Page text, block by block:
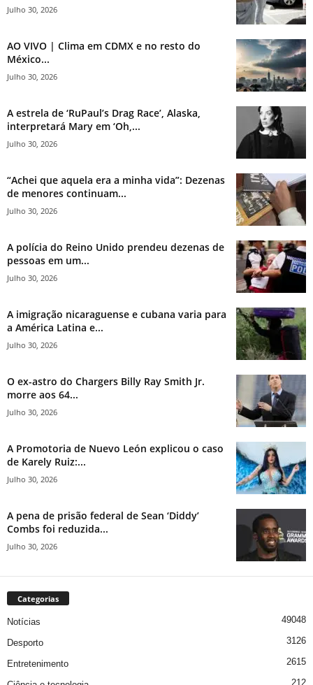
Julho 30, 2026
AO VIVO | Clima em CDMX e no resto do
México...
Julho 30, 2026
A estrela de ‘RuPaul’s Drag Race’, Alaska,
interpretará Mary em ‘Oh,...
Julho 30, 2026
“Achei que aquela era a minha vida”: Dezenas
de menores continuam...
Julho 30, 2026
A polícia do Reino Unido prendeu dezenas de
pessoas em um...
Julho 30, 2026
A imigração nicaraguense e cubana varia para
a América Latina e...
Julho 30, 2026
O ex-astro do Chargers Billy Ray Smith Jr.
morre aos 64...
Julho 30, 2026
A Promotoria de Nuevo León explicou o caso
de Karely Ruiz:...
Julho 30, 2026
A pena de prisão federal de Sean ‘Diddy’
Combs foi reduzida...
Julho 30, 2026
Categorias
Notícias 49048
Desporto 3126
Entretenimento 2615
212